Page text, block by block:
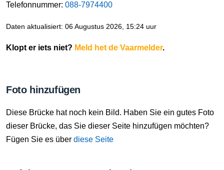
Telefonnummer: 088-7974400
Daten aktualisiert: 06 Augustus 2026, 15:24 uur
Klopt er iets niet? Meld het de Vaarmelder.
Foto hinzufügen
Diese Brücke hat noch kein Bild. Haben Sie ein gutes Foto
dieser Brücke, das Sie dieser Seite hinzufügen möchten?
Fügen Sie es über diese Seite